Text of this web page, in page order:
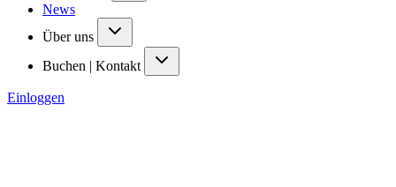
News
Über uns
Buchen | Kontakt
Einloggen